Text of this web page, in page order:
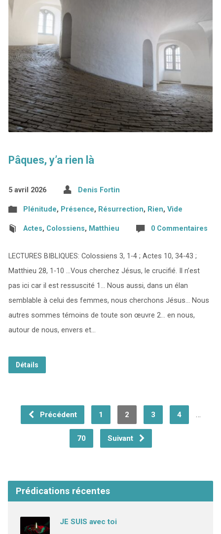
Pâques, y’a rien là
5 avril 2026 Denis Fortin
Plénitude, Présence, Résurrection, Rien, Vide
Actes, Colossiens, Matthieu 0 Commentaires
LECTURES BIBLIQUES: Colossiens 3, 1-4 ; Actes 10, 34-43 ;
Matthieu 28, 1-10 …Vous cherchez Jésus, le crucifié. Il n’est
pas ici car il est ressuscité 1… Nous aussi, dans un élan
semblable à celui des femmes, nous cherchons Jésus… Nous
autres sommes témoins de toute son œuvre 2… en nous,
autour de nous, envers et…
Détails
Précédent 1 2 3 4 …
70 Suivant
Prédications récentes
JE SUIS avec toi